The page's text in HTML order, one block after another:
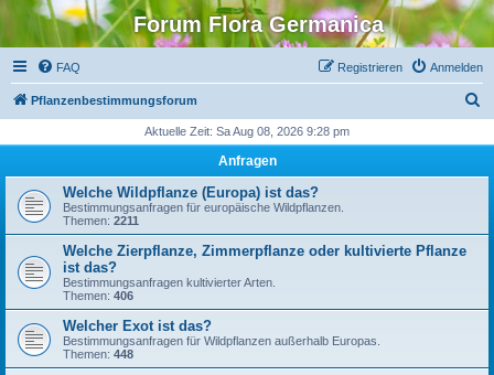
Forum Flora Germanica
FAQ Anmelden
Registrieren
Pflanzenbestimmungsforum
h
Aktuelle Zeit: Sa Aug 08, 2026 9:28 pm
Anfragen
Welche Wildpflanze (Europa) ist das?
Bestimmungsanfragen für europäische Wildpflanzen.
Themen: 2211
Welche Zierpflanze, Zimmerpflanze oder kultivierte Pflanze
ist das?
Bestimmungsanfragen kultivierter Arten.
Themen: 406
Welcher Exot ist das?
Bestimmungsanfragen für Wildpflanzen außerhalb Europas.
Themen: 448